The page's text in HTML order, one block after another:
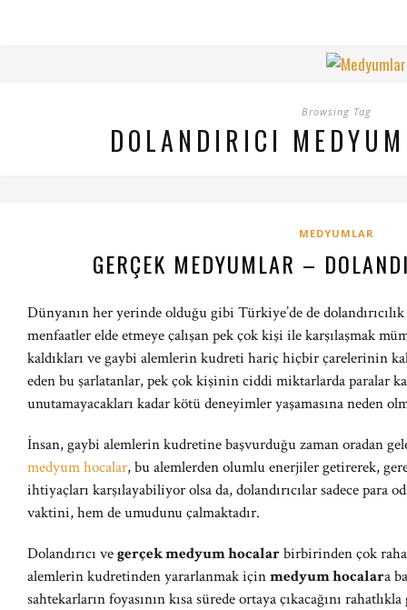
Browsing Tag
DOLANDIRICI
MEDYUMLAR
GERÇEK MEDYUMLAR –
Dünyanın her yerinde olduğu gibi Türkiye’de de
menfaatler elde etmeye çalışan pek çok kişi ile karşılaşmak
kaldıkları ve gaybi alemlerin kudreti hariç hiçbir çarelerinin
eden bu şarlatanlar, pek çok kişinin ciddi miktarlarda paralar
unutamayacakları kadar kötü deneyimler yaşamasına neden
İnsan, gaybi alemlerin kudretine başvurduğu zaman oradan
medyum hocalar, bu alemlerden olumlu enerjiler getirerek,
ihtiyaçları karşılayabiliyor olsa da, dolandırıcılar sadece para
vaktini, hem de umudunu çalmaktadır.
Dolandırıcı vegerçek medyum hocalarbirbirinden çok
alemlerin kudretinden yararlanmak içinmedyum hocalara
sahtekarların foyasının kısa sürede ortaya çıkacağını